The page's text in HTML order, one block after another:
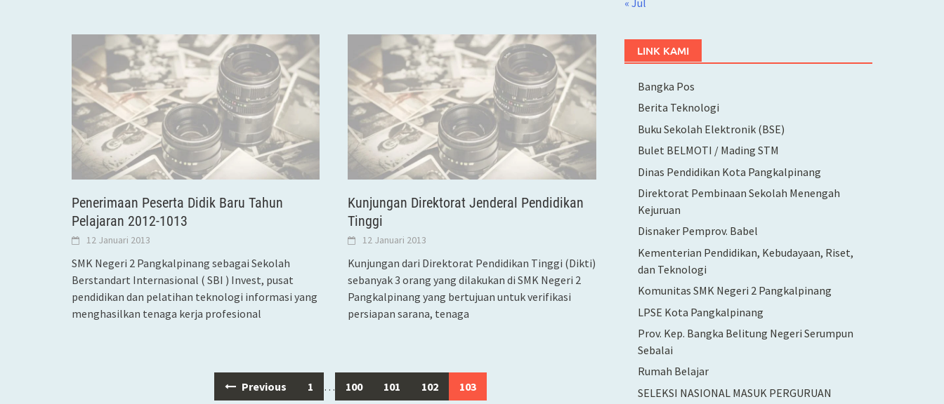
Penerimaan Peserta Didik Baru Tahun
Pelajaran 2012-1013
12 Januari 2013
SMK Negeri 2 Pangkalpinang sebagai Sekolah
Berstandart Internasional ( SBI ) Invest, pusat
pendidikan dan pelatihan teknologi informasi yang
menghasilkan tenaga kerja profesional
Kunjungan Direktorat Jenderal Pendidikan
Tinggi
12 Januari 2013
Kunjungan dari Direktorat Pendidikan Tinggi (Dikti)
sebanyak 3 orang yang dilakukan di SMK Negeri 2
Pangkalpinang yang bertujuan untuk verifikasi
persiapan sarana, tenaga
Previous 1 … 100 101 102 103
« Jul
LINK KAMI
Bangka Pos
Berita Teknologi
Buku Sekolah Elektronik (BSE)
Bulet BELMOTI / Mading STM
Dinas Pendidikan Kota Pangkalpinang
Direktorat Pembinaan Sekolah Menengah
Kejuruan
Disnaker Pemprov. Babel
Kementerian Pendidikan, Kebudayaan, Riset,
dan Teknologi
Komunitas SMK Negeri 2 Pangkalpinang
LPSE Kota Pangkalpinang
Prov. Kep. Bangka Belitung Negeri Serumpun
Sebalai
Rumah Belajar
SELEKSI NASIONAL MASUK PERGURUAN